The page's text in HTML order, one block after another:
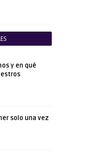
y en qué
solo una vez